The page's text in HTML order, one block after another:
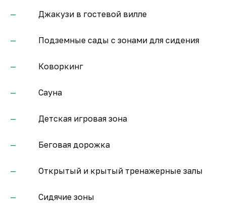
Джакузи в гостевой вилле
Подземные сады с зонами для сидения
Коворкинг
Сауна
Детская игровая зона
Беговая дорожка
Открытый и крытый тренажерные залы
Сидячие зоны